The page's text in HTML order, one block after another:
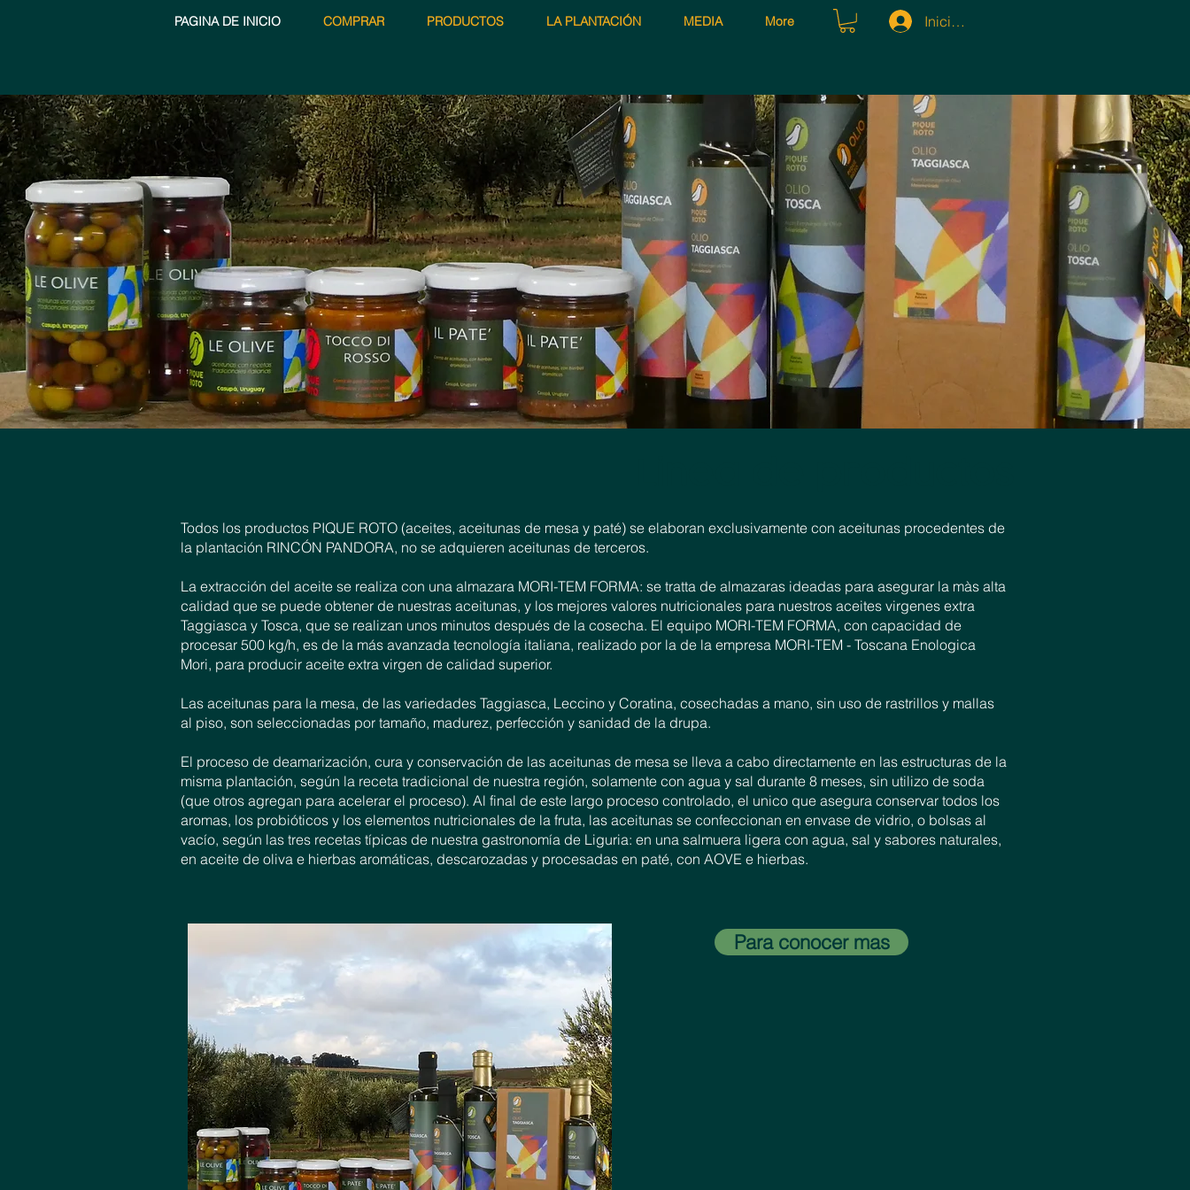
PAGINA DE INICIO COMPRAR PRODUCTOS LA PLANTACIÓN MEDIA More Iniciar sesión
Todos los productos PIQUE ROTO (aceites, aceitunas de mesa y paté) se elaboran exclusivamente con aceitunas procedentes de
la plantación RINCÓN PANDORA, no se adquieren aceitunas de terceros.
La extracción del aceite se realiza con una almazara MORI-TEM FORMA: se tratta de almazaras ideadas para asegurar la màs alta
calidad que se puede obtener de nuestras aceitunas, y los mejores valores nutricionales para nuestros aceites virgenes extra
Taggiasca y Tosca, que se realizan unos minutos después de la cosecha. El equipo MORI-TEM FORMA, con capacidad de
procesar 500 kg/h, es de la más avanzada tecnología italiana, realizado por la de la empresa MORI-TEM - Toscana Enologica
Mori, para producir aceite extra virgen de calidad superior.
​Las aceitunas para la mesa, de las variedades Taggiasca, Leccino y Coratina, cosechadas a mano, sin uso de rastrillos y mallas
al piso, son seleccionadas por tamaño, madurez, perfección y sanidad de la drupa.
El proceso de deamarización, cura y conservación de las aceitunas de mesa se lleva a cabo directamente en las estructuras de la
misma plantación, según la receta tradicional de nuestra región, solamente con agua y sal durante 8 meses, sin utilizo de soda
(que otros agregan para acelerar el proceso). Al final de este largo proceso controlado, el unico que asegura conservar todos los
aromas, los probióticos y los elementos nutricionales de la fruta, las aceitunas se confeccionan en envase de vidrio, o bolsas al
vacío, según las tres recetas típicas de nuestra gastronomía de Liguria: en una salmuera ligera con agua, sal y sabores naturales,
en aceite de oliva e hierbas aromáticas, descarozadas y procesadas en paté, con AOVE e hierbas.
Para conocer mas